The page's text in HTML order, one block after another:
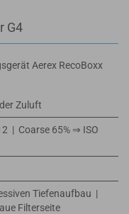
G4
Aerex RecoBoxx
Zuluft
| Coarse 65% ⇒ ISO
Tiefenaufbau |
Filterseite